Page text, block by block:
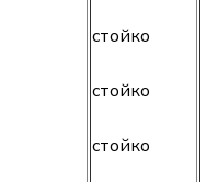
стойко
стойко
стойко